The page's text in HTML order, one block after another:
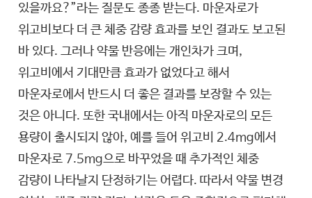
있을까요?”라는 질문도 종종 받는다. 마운자로가
위고비보다 더 큰 체중 감량 효과를 보인 결과도 보고된
바 있다. 그러나 약물 반응에는 개인차가 크며,
위고비에서 기대만큼 효과가 없었다고 해서
마운자로에서 반드시 더 좋은 결과를 보장할 수 있는
것은 아니다. 또한 국내에서는 아직 마운자로의 모든
용량이 출시되지 않아, 예를 들어 위고비 2.4mg에서
마운자로 7.5mg으로 바꾸었을 때 추가적인 체중
감량이 나타날지 단정하기는 어렵다. 따라서 약물 변경